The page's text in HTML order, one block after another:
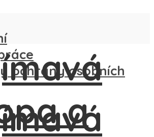
ochrany osobních